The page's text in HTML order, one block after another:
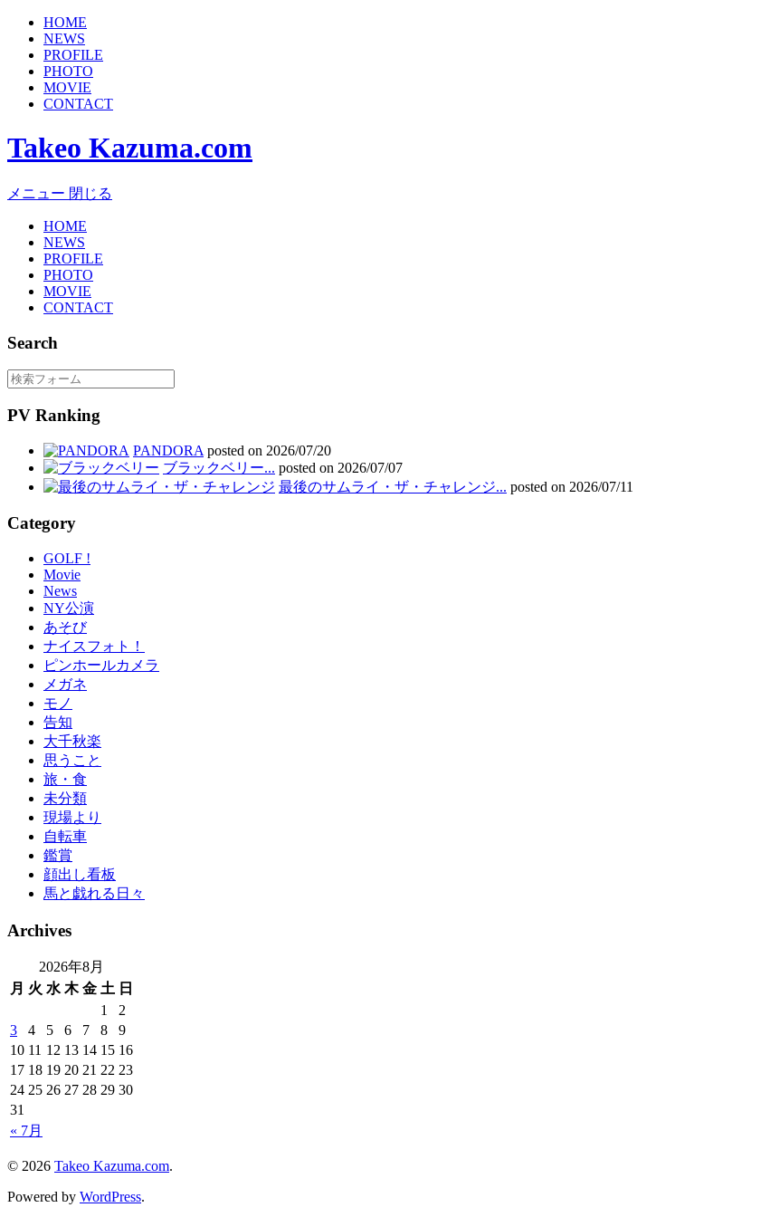
HOME
NEWS
PROFILE
PHOTO
MOVIE
CONTACT
Takeo Kazuma.com
メニュー 閉じる
HOME
NEWS
PROFILE
PHOTO
MOVIE
CONTACT
Search
PV Ranking
PANDORA posted on 2026/07/20
ブラックベリー... posted on 2026/07/07
最後のサムライ・ザ・チャレンジ... posted on 2026/07/11
Category
GOLF !
Movie
News
NY公演
あそび
ナイスフォト！
ピンホールカメラ
メガネ
モノ
告知
大千秋楽
思うこと
旅・食
未分類
現場より
自転車
鑑賞
顔出し看板
馬と戯れる日々
Archives
2026年8月
月 火 水 木 金 土 日
« 7月
1
2
3
4 5 6 7 8
9
10 11 12 13 14 15 16
17 18 19 20 21 22 23
24 25 26 27 28 29 30
31
© 2026 Takeo Kazuma.com.
Powered by WordPress.